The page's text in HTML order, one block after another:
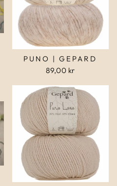
PUNO | GEPARD
89,00 kr